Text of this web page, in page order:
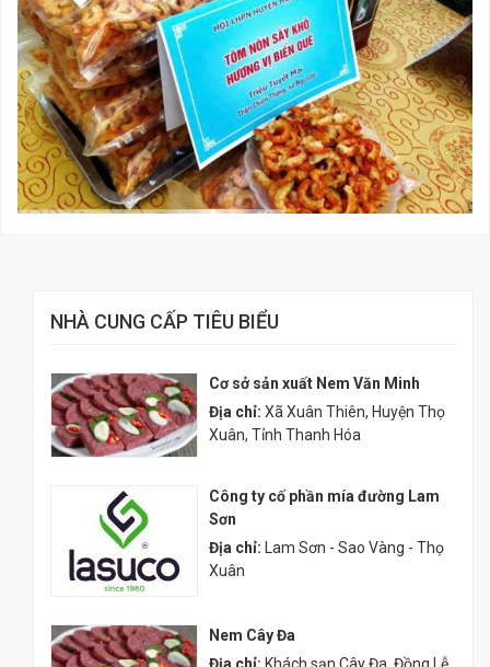
NHÀ CUNG CẤP TIÊU BIỂU
Cơ sở sản xuất Nem Văn Minh
Địa chỉ: Xã Xuân Thiên, Huyện Thọ
Xuân, Tỉnh Thanh Hóa
Công ty cố phần mía đường Lam
Sơn
Địa chỉ:
Lam Sơn - Sao Vàng - Thọ
Xuân
Nem Cây Đa